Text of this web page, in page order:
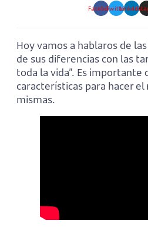
FacebookTwitterLinkedin
Hoy vamos a hablaros de
de sus diferencias con las
toda la vida”. Es importante
características para hacer el
mismas.